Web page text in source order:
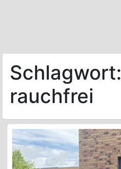
Schlagwort:
rauchfrei